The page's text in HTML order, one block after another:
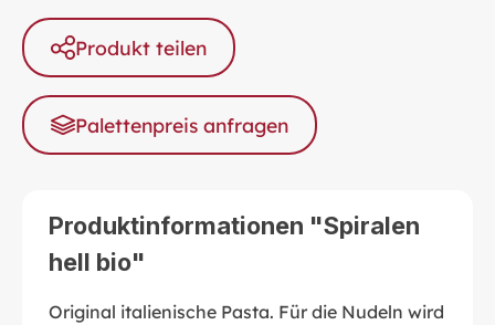
Produkt teilen
Palettenpreis anfragen
Produktinformationen "Spiralen
hell bio"
Original italienische Pasta. Für die Nudeln wird